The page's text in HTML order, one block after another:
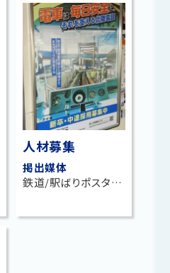
人材募集
掲出媒体
鉄道/駅ばりポスター(北陸鉄道石川線 野々市工大前駅)